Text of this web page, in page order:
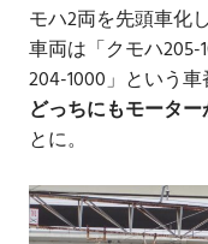
モハ2両を先頭車化
車両は「クモハ
204-1000」という車
どっちにもモータ
とに。